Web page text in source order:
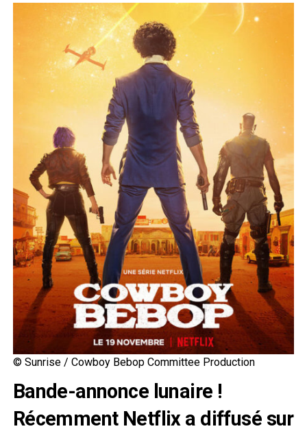
© Sunrise / Cowboy Bebop Committee Production
Bande-annonce lunaire !
Récemment Netflix a diffusé sur